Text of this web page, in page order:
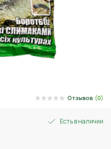
Отзывов (0)
Есть в наличии